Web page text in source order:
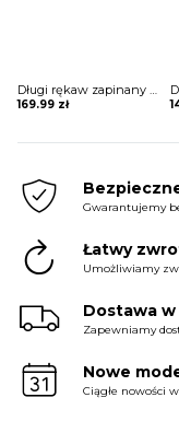
Długi rękaw zapinany na guziki jednorzędowy krata kratka wzór kieszenie dluższy midi jesień płaszcz Sibille
169.99 zł
Gwarantujemy
Łatwy
Umożliwiamy
Dostawa
Zapewniamy
Nowe
Ciągłe nowości